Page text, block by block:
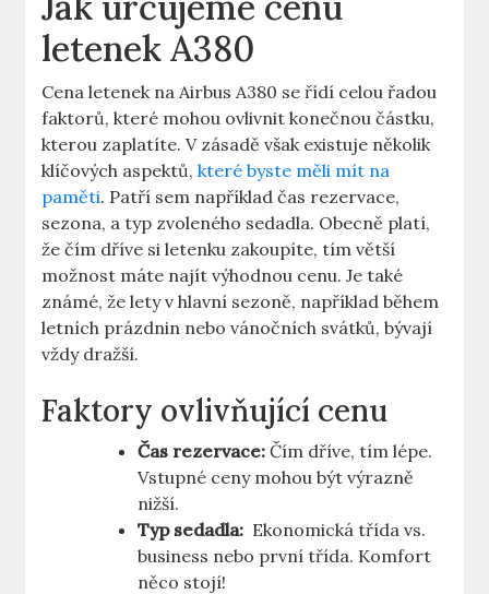
letenek A380
Cena letenek na Airbus A380 ‌se řídí‍ celou řadou
faktorů, které mohou ovlivnit konečnou částku,‌
kterou zaplatíte. V zásadě však existuje několik
klíčových aspektů,které byste měli mít na
paměti.⁣ Patří sem například ⁣čas rezervace,
sezona, ⁢a typ zvoleného sedadla. Obecně platí,‍
že čím ​dříve si⁢ letenku⁢ zakoupíte, tím větší
možnost‌ máte najít výhodnou cenu. Je také
známé, ‌že lety v hlavní sezoně, například během
letních prázdnin nebo vánočních svátků, bývají⁢
vždy⁣ dražší.
Faktory ovlivňující cenu
Čas rezervace: Čím dříve, tím lépe.
Vstupné ceny mohou být výrazně
nižší.
Typ​ sedadla: ⁣ Ekonomická ​třída⁤ vs.
business nebo první třída. Komfort
něco stojí!